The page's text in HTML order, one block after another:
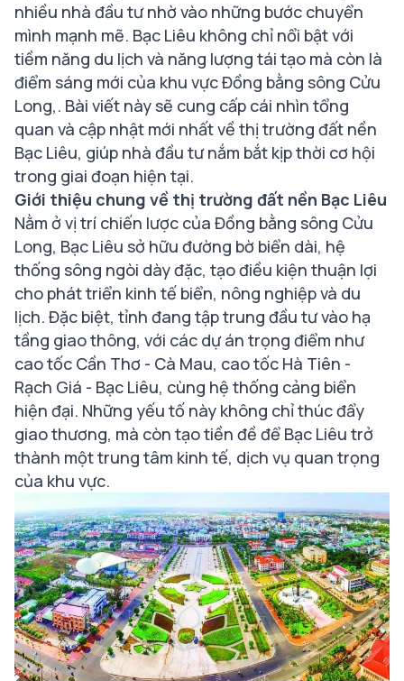
nhiều nhà đầu tư nhờ vào những bước chuyển
mình mạnh mẽ. Bạc Liêu không chỉ nổi bật với
tiềm năng du lịch và năng lượng tái tạo mà còn là
điểm sáng mới của khu vực Đồng bằng sông Cửu
Long,. Bài viết này sẽ cung cấp cái nhìn tổng
quan và cập nhật mới nhất về thị trường đất nền
Bạc Liêu, giúp nhà đầu tư nắm bắt kịp thời cơ hội
trong giai đoạn hiện tại.
Giới thiệu chung về thị trường đất nền Bạc Liêu
Nằm ở vị trí chiến lược của Đồng bằng sông Cửu
Long, Bạc Liêu sở hữu đường bờ biển dài, hệ
thống sông ngòi dày đặc, tạo điều kiện thuận lợi
cho phát triển kinh tế biển, nông nghiệp và du
lịch. Đặc biệt, tỉnh đang tập trung đầu tư vào hạ
tầng giao thông, với các dự án trọng điểm như
cao tốc Cần Thơ - Cà Mau, cao tốc Hà Tiên -
Rạch Giá - Bạc Liêu, cùng hệ thống cảng biển
hiện đại. Những yếu tố này không chỉ thúc đẩy
giao thương, mà còn tạo tiền đề để Bạc Liêu trở
thành một trung tâm kinh tế, dịch vụ quan trọng
của khu vực.